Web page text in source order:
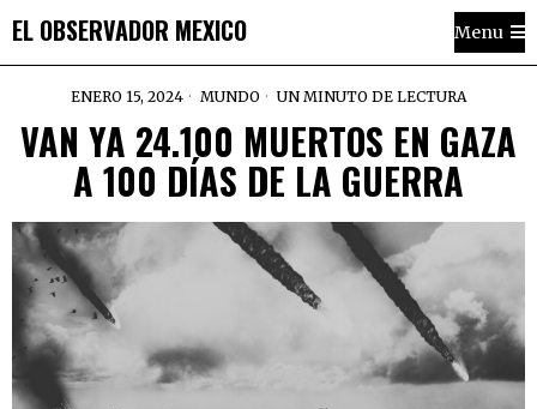
EL OBSERVADOR MEXICO Menu
ENERO 15, 2024 MUNDO UN MINUTO DE LECTURA
VAN YA 24.100 MUERTOS EN GAZA
A 100 DÍAS DE LA GUERRA